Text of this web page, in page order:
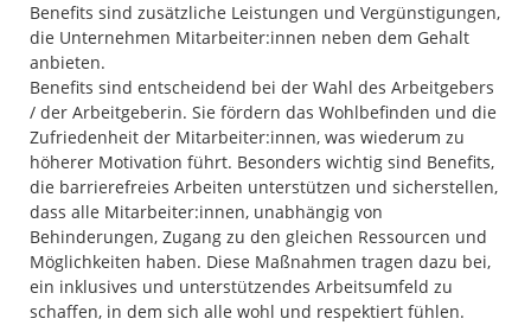
Benefits sind zusätzliche Leistungen und Vergünstigungen,
die Unternehmen Mitarbeiter:innen neben dem Gehalt
anbieten.
Benefits sind entscheidend bei der Wahl des Arbeitgebers
/ der Arbeitgeberin. Sie fördern das Wohlbefinden und die
Zufriedenheit der Mitarbeiter:innen, was wiederum zu
höherer Motivation führt. Besonders wichtig sind Benefits,
die barrierefreies Arbeiten unterstützen und sicherstellen,
dass alle Mitarbeiter:innen, unabhängig von
Behinderungen, Zugang zu den gleichen Ressourcen und
Möglichkeiten haben. Diese Maßnahmen tragen dazu bei,
ein inklusives und unterstützendes Arbeitsumfeld zu
schaffen, in dem sich alle wohl und respektiert fühlen.